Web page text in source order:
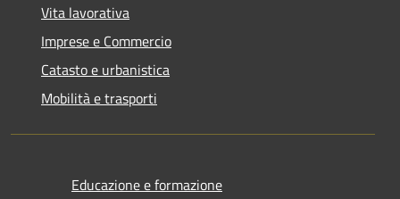
Vita lavorativa
Imprese e Commercio
Catasto e urbanistica
Mobilità e trasporti
Educazione e formazione